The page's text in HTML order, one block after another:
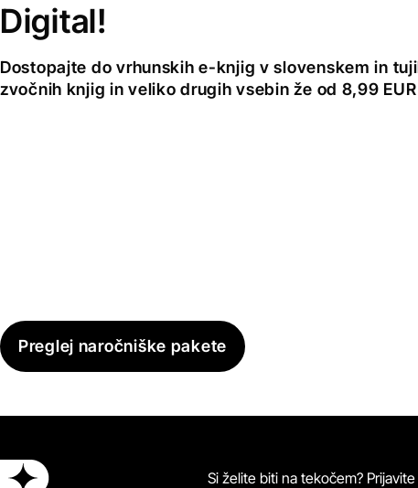
Digital!
Dostopajte do vrhunskih e-knjig v slovenskem in
zvočnih knjig in veliko drugih vsebin že od 8,99
Preglej naročniške pakete
Si želite biti na tekočem?